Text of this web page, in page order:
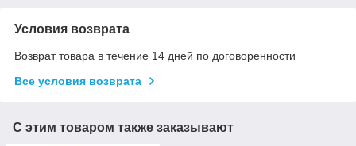
Условия возврата
Возврат товара в течение 14 дней по договоренности
Все условия возврата
С этим товаром также заказывают